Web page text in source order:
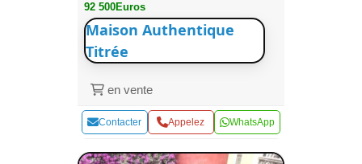
92 500Euros
Maison Authentique
Titrée
en vente
Contacter Appelez WhatsApp